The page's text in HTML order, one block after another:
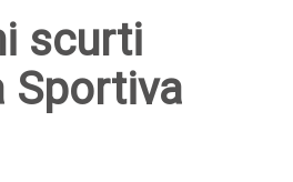
scurti
Sportiva